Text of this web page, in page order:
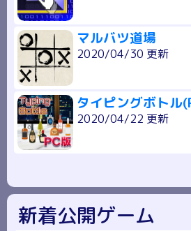
マルバツ道場
2020/04/30 更新
タイピングボトル
2020/04/22 更新
新着公開ゲーム